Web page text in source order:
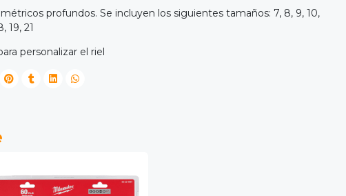
profundos. Se incluyen los siguientes tamaños: 7, 8, 9, 10,
19, 21
personalizar el riel